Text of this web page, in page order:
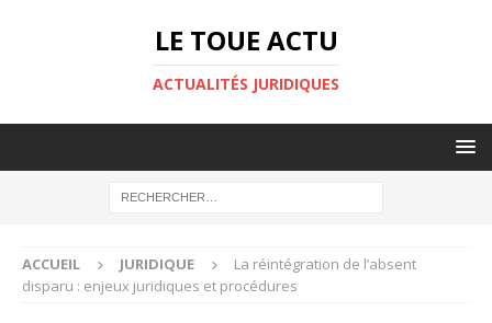
LE TOUE ACTU
ACTUALITÉS JURIDIQUES
ACCUEIL JURIDIQUE
La réintégration de l’absent
disparu : enjeux juridiques et procédures